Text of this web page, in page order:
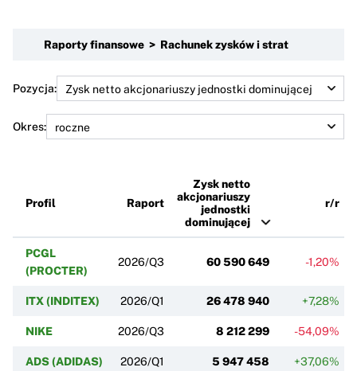
Raporty finansowe > Rachunek zysków i strat
Pozycja:
Okres:
Profil Raport
Zysk netto
akcjonariuszy
jednostki
dominującej
r/r
PCGL
(PROCTER)
2026/Q3 60 590 649 -1,20%
ITX (INDITEX) 2026/Q1 26 478 940 +7,28%
NIKE 2026/Q3 8 212 299 -54,09%
ADS (ADIDAS) 2026/Q1 5 947 458 +37,06%